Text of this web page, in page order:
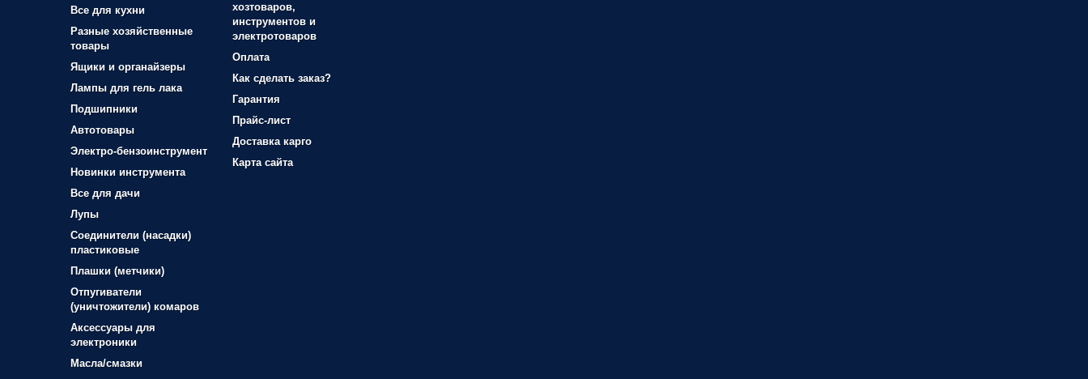
Все для кухни
Разные хозяйственные
товары
Ящики и органайзеры
Лампы для гель лака
Подшипники
Автотовары
Электро-бензоинструмент
Новинки инструмента
Все для дачи
Лупы
Соединители (насадки)
пластиковые
Плашки (метчики)
Отпугиватели
(уничтожители) комаров
Аксессуары для
электроники
Масла/смазки
хозтоваров,
инструментов и
электротоваров
Оплата
Как сделать заказ?
Гарантия
Прайс-лист
Доставка карго
Карта сайта